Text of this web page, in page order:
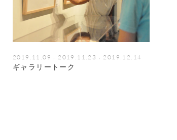
2019.11.09 , 2019.11.23 , 2019.12.14
ギャラリートーク